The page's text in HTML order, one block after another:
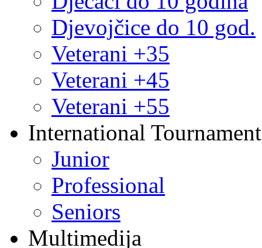
Djevojčice do 10 god.
Veterani +35
Veterani +45
Veterani +55
International
Junior
Professional
Seniors
Multimedija